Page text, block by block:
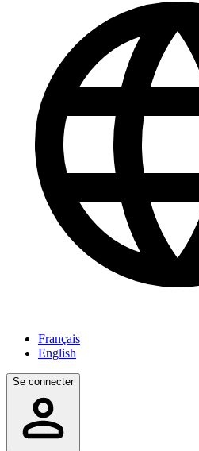
Français
English
Se connecter